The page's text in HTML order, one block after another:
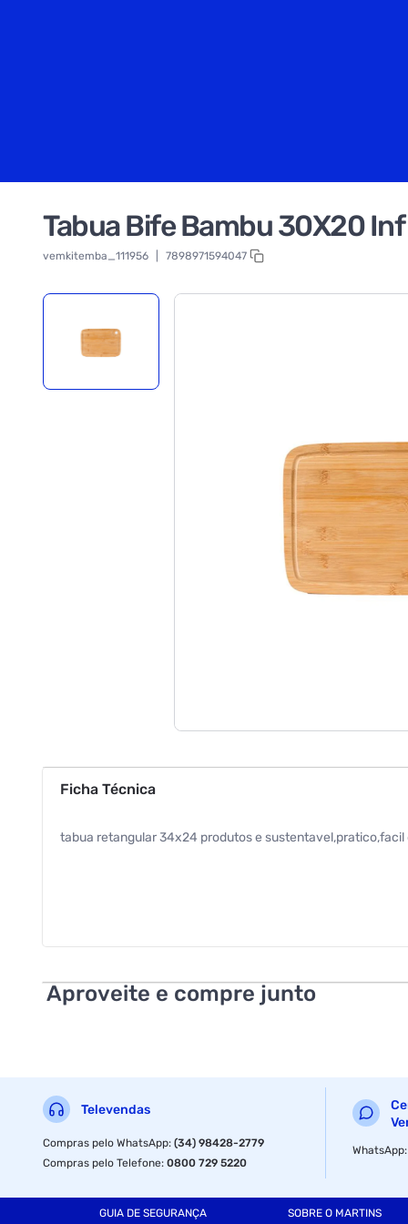
Tabua Bife Bambu 30X20
vemkitemba_111956 7898971594047
Ficha Técnica
tabua retangular 34x24 produtos e
Aproveite e compre junto
Televendas
Compras pelo WhatsApp:(34) 98428-2779
Compras pelo Telefone:0800 729 5220
WhatsApp
GUIA DE SEGURANÇA SOBRE O MARTINS